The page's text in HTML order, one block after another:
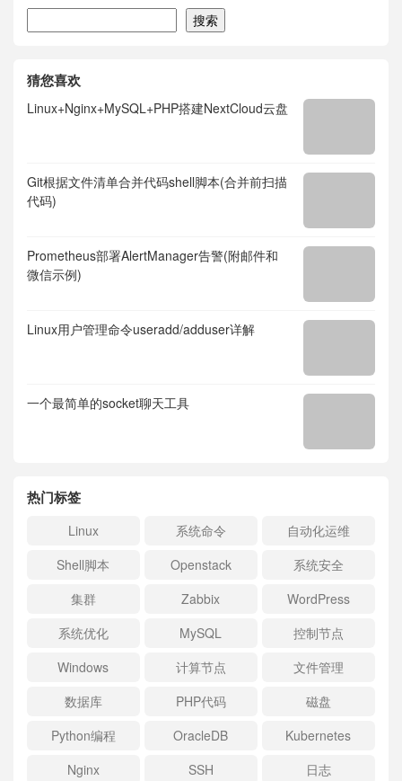
搜索
猜您喜欢
Linux+Nginx+MySQL+PHP搭建NextCloud云盘
Git根据文件清单合并代码shell脚本(合并前扫描
代码)
Prometheus部署AlertManager告警(附邮件和
微信示例)
Linux用户管理命令useradd/adduser详解
一个最简单的socket聊天工具
热门标签
Linux 系统命令
自动化运维
Shell脚本
Openstack
系统安全
集群
Zabbix
WordPress
系统优化
MySQL
控制节点
Windows
计算节点
文件管理
数据库
PHP代码
磁盘
Python编程
OracleDB
Kubernetes
Nginx
SSH 日志